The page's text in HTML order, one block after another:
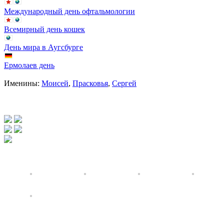
Международный день офтальмологии
Всемирный день кошек
День мира в Аугсбурге
Ермолаев день
Именины: Моисей, Прасковья, Сергей